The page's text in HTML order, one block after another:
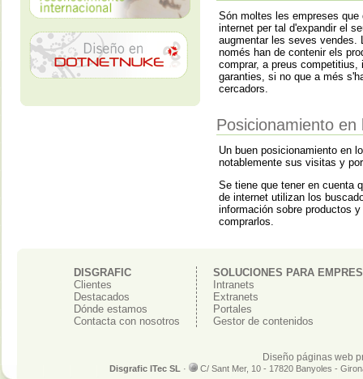
Són moltes les empreses que
internet per tal d'expandir el
augmentar les seves vendes.
només han de contenir els
comprar, a preus
garanties, si no que a més
cercadors.
Posicionamiento en
Un buen posicionamiento en
notablemente sus visitas y
Se tiene que tener en cuenta
de internet utilizan los
información sobre productos
comprarlos.
DISGRAFIC
Clientes
Destacados
Dónde estamos
Contacta con nosotros
SOLUCIONES PARA
Intranets
Extranets
Portales
Gestor de contenidos
Diseño páginas web
Disgrafic ITec SL · C/ Sant Mer, 10 - 17820 Banyoles -